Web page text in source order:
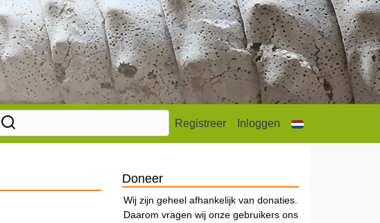
Registreer Inloggen
Doneer
Wij zijn geheel afhankelijk van donaties.
Daarom vragen wij onze gebruikers ons